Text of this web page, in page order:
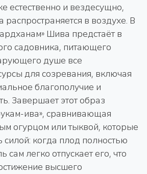
естественно и вездесущно,
распространяется в воздухе. В
Шива предстаёт в
садовника, питающего
душе все
для созревания, включая
благополучие и
Завершает этот образ
ива», сравнивающая
огурцом или тыквой, которые
силой: когда плод полностью
сам легко отпускает его, что
высшего